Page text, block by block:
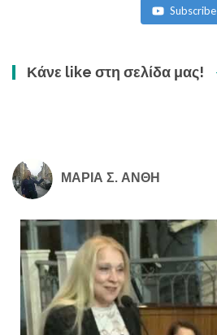
Subscribe
Κάνε like στη σελίδα μας!
ΜΑΡΙΑ Σ. ΑΝΘΗ